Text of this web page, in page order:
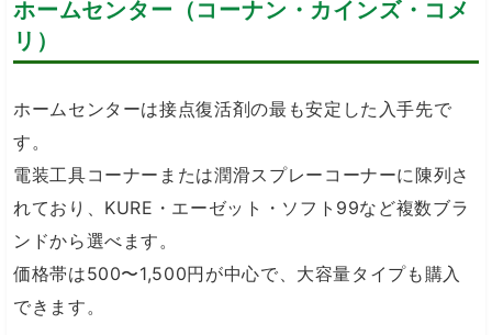
ホームセンター（コーナン・カインズ・コメ
リ）
ホームセンターは接点復活剤の最も安定した入手先で
す。
電装工具コーナーまたは潤滑スプレーコーナーに陳列さ
れており、KURE・エーゼット・ソフト99など複数ブラ
ンドから選べます。
価格帯は500〜1,500円が中心で、大容量タイプも購入
できます。